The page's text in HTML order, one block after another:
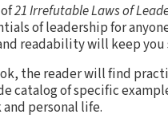
21 Irrefutable Laws of
of leadership for
readability will keep
the reader will find
catalog of specific
personal life.